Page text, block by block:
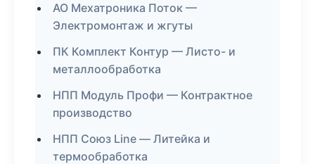
АО Мехатроника Поток —
Электромонтаж и жгуты
ПК Комплект Контур — Листо- и
металлообработка
НПП Модуль Профи — Контрактное
производство
НПП Союз Line — Литейка и
термообработка